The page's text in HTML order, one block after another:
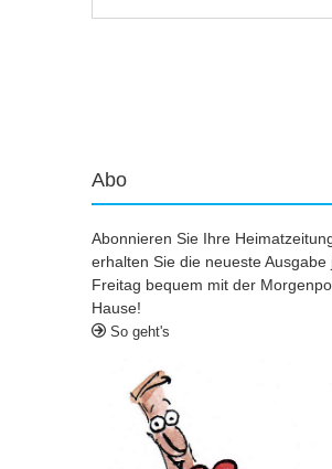
Abo
Abonnieren Sie Ihre
erhalten Sie die neueste Ausgabe
Freitag bequem mit der
Hause!
So geht's